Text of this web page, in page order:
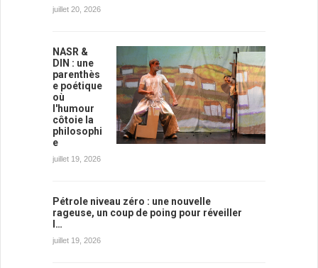
juillet 20, 2026
NASR &
DIN : une
parenthès
e poétique
où
l'humour
côtoie la
philosophi
e
juillet 19, 2026
Pétrole niveau zéro : une nouvelle
rageuse, un coup de poing pour réveiller
l…
juillet 19, 2026